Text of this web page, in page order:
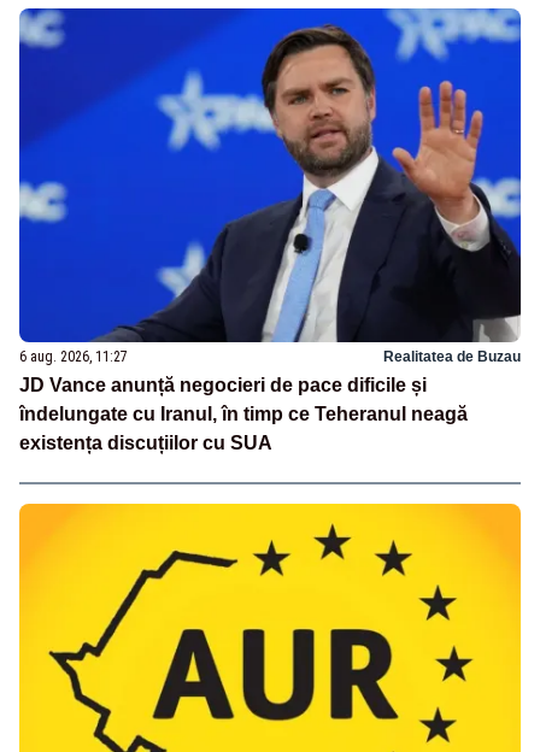
6 aug. 2026, 11:27 Realitatea de Buzau
JD Vance anunță negocieri de pace dificile și
îndelungate cu Iranul, în timp ce Teheranul neagă
existența discuțiilor cu SUA